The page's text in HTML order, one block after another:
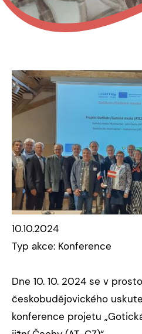
10.10.2024
Typ akce: Konference
Dne 10. 10. 2024 se v
českobudějovického
konference projetu